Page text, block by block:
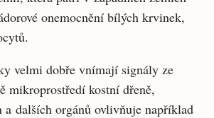
onemocnění bílých krvinek,
velmi dobře vnímají signály ze
mikroprostředí kostní dřeně,
dalších orgánů ovlivňuje například